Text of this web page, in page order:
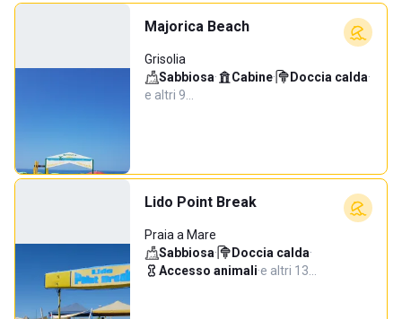
Majorica Beach
Grisolia
Sabbiosa· Cabine· Doccia calda·
e altri 9…
Lido Point Break
Praia a Mare
Sabbiosa· Doccia calda·
Accesso animali·e altri 13…